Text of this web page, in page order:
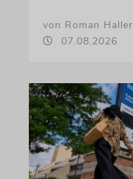
von Roman Haller
07.08.2026